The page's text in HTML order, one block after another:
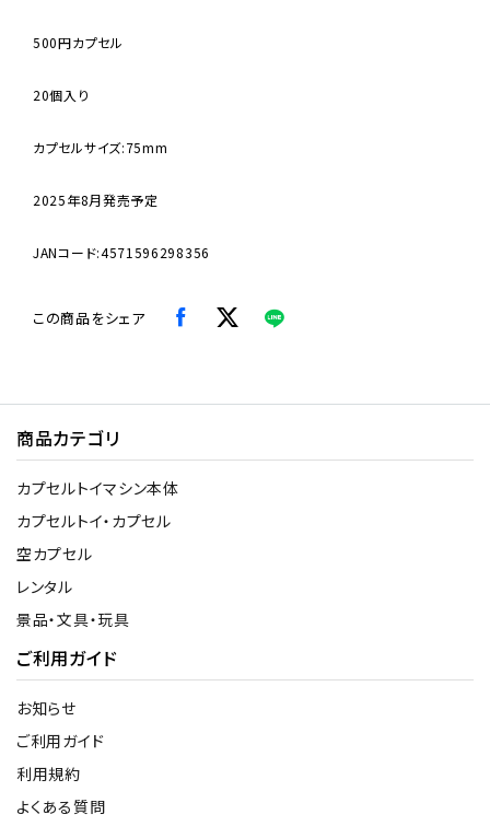
500円カプセル
20個入り
カプセルサイズ:75mm
2025年8月発売予定
JANコード:4571596298356
この商品をシェア
商品カテゴリ
カプセルトイマシン本体
カプセルトイ・カプセル
空カプセル
レンタル
景品・文具・玩具
ご利用ガイド
お知らせ
ご利用ガイド
利用規約
よくある質問